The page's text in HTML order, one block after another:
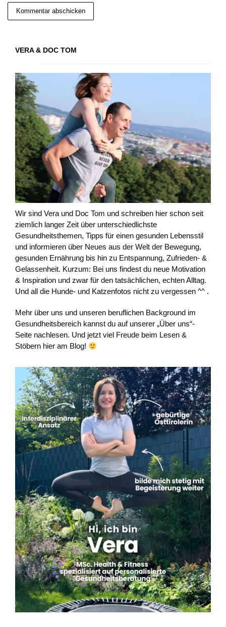
VERA & DOC TOM
Wir sind Vera und Doc Tom und schreiben hier schon seit
ziemlich langer Zeit über unterschiedlichste
Gesundheitsthemen, Tipps für einen gesunden Lebensstil
und informieren über Neues aus der Welt der Bewegung,
gesunden Ernährung bis hin zu Entspannung, Zufrieden- &
Gelassenheit. Kurzum: Bei uns findest du neue Motivation
& Inspiration und zwar für den tatsächlichen, echten Alltag.
Und all die Hunde- und Katzenfotos nicht zu vergessen ^^ .
Mehr über uns und unseren beruflichen Background im
Gesundheitsbereich kannst du auf unserer „Über uns“-
Seite nachlesen. Und jetzt viel Freude beim Lesen &
Stöbern hier am Blog!